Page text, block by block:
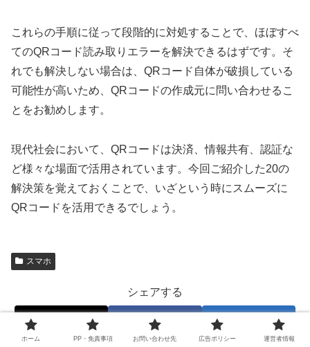
これらの手順に従って段階的に対処することで、ほぼすべ
てのQRコード読み取りエラーを解決できるはずです。そ
れでも解決しない場合は、QRコード自体が破損している
可能性が高いため、QRコードの作成元に問い合わせるこ
とをお勧めします。
現代社会において、QRコードは決済、情報共有、認証な
ど様々な場面で活用されています。今回ご紹介した20の
解決策を覚えておくことで、いざという時にスムーズに
QRコードを活用できるでしょう。
スマホ
シェアする
Facebook
ホーム PP・免責事項 お問い合わせ先 広告ポリシー 運営者情報